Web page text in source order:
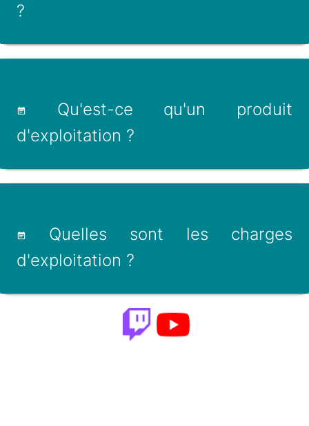
?
Qu'est-ce qu'un produit
d'exploitation ?
Quelles sont les charges
d'exploitation ?